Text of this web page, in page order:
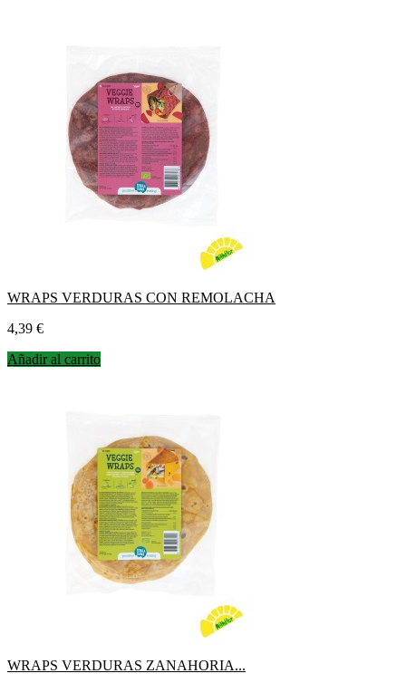
WRAPS VERDURAS CON REMOLACHA
Precio
4,39 €
Añadir al carrito
WRAPS VERDURAS ZANAHORIA...